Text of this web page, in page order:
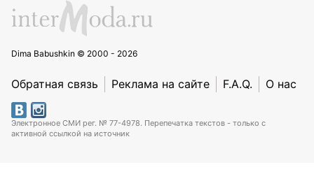
Dima Babushkin © 2000 - 2026
Обратная связь Реклама на сайте F.A.Q. О нас
Электронное СМИ рег. № 77-4978. Перепечатка текстов - только с
активной ссылкой на источник